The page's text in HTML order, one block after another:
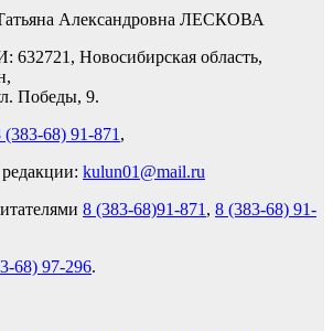
Александровна ЛЕСКОВА
Новосибирская область,
Победы, 9.
(383-68) 91-871 ,
kulun01@mail.ru
8 (383-68)91-871 , 8 (383-68) 91-
68) 97-296.